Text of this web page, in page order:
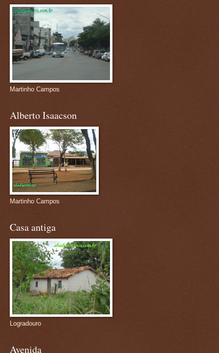
Martinho Campos
Alberto Isaacson
Martinho Campos
Casa antiga
Logradouro
Avenida